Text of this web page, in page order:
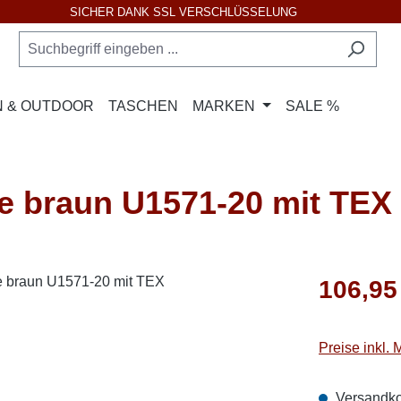
SICHER DANK SSL VERSCHLÜSSELUNG
& OUTDOOR TASCHEN MARKEN SALE %
braun U1571-20 mit TEX
Regulärer
Preise inkl.